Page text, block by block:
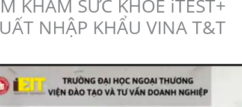
KHÁM SỨC KHỎE iTEST+
NHẬP KHẨU VINA T&T